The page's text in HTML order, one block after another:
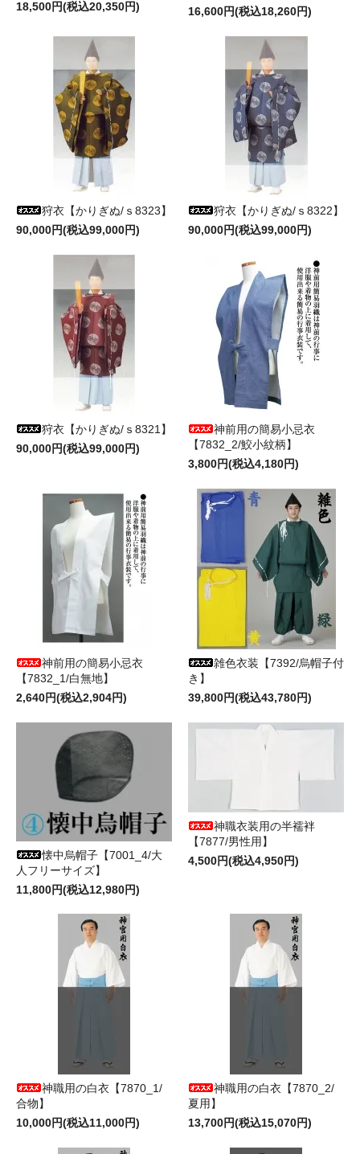
18,500円(税込20,350円) 16,600円(税込18,260円)
狩衣【かりぎぬ/ｓ8323】
90,000円(税込99,000円)
狩衣【かりぎぬ/ｓ8322】
90,000円(税込99,000円)
狩衣【かりぎぬ/ｓ8321】
90,000円(税込99,000円)
神前用の簡易小忌衣
【7832_2/鮫小紋柄】
3,800円(税込4,180円)
神前用の簡易小忌衣
【7832_1/白無地】
2,640円(税込2,904円)
雑色衣装【7392/烏帽子付
き】
39,800円(税込43,780円)
懐中烏帽子【7001_4/大
人フリーサイズ】
11,800円(税込12,980円)
神職衣装用の半襦袢
【7877/男性用】
4,500円(税込4,950円)
神職用の白衣【7870_1/
合物】
10,000円(税込11,000円)
神職用の白衣【7870_2/
夏用】
13,700円(税込15,070円)